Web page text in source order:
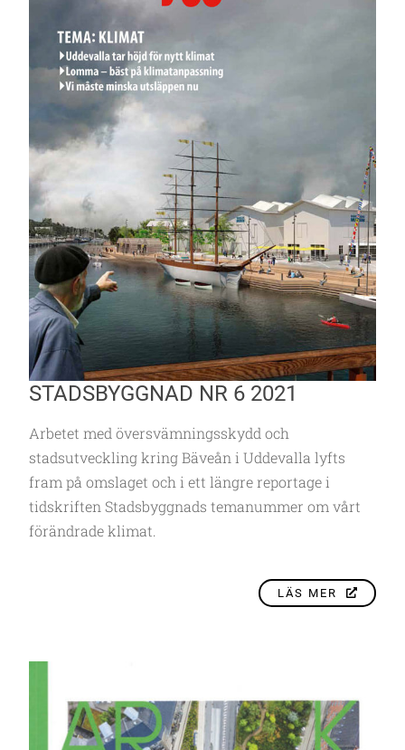
STADSBYGGNAD NR 6 2021
Arbetet med översvämningsskydd och
stadsutveckling kring Bäveån i Uddevalla lyfts
fram på omslaget och i ett längre reportage i
tidskriften Stadsbyggnads temanummer om vårt
förändrade klimat.
LÄS MER